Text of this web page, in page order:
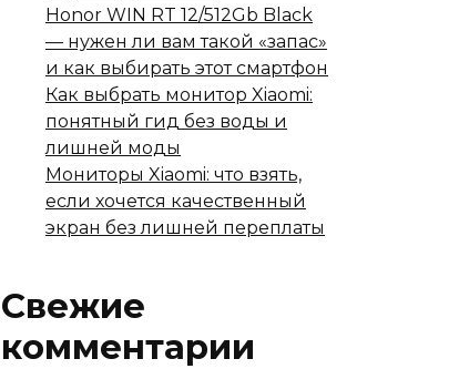
Honor WIN RT 12/512Gb Black
— нужен ли вам такой «запас»
и как выбирать этот смартфон
Как выбрать монитор Xiaomi:
понятный гид без воды и
лишней моды
Мониторы Xiaomi: что взять,
если хочется качественный
экран без лишней переплаты
Свежие
комментарии